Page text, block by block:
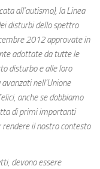
all’autismo), la Linea
disturbi dello spettro
2012 approvate in
adottate da tutte le
disturbo e alle loro
nell’Unione
anche se dobbiamo
di primi importanti
rendere il nostro contesto
devono essere